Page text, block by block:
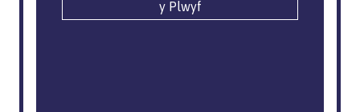
y Plwyf